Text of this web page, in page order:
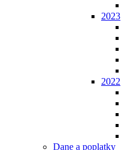
2023
2022
Dane a poplatky